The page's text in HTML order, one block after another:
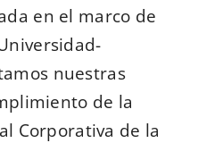
en el marco de
nuestras
de la
Corporativa de la